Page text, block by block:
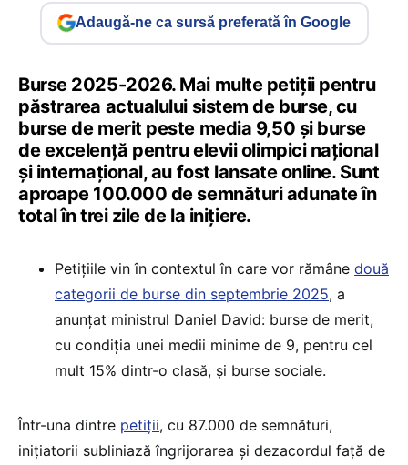
Adaugă-ne ca sursă preferată în Google
Burse 2025-2026. Mai multe petiții pentru
păstrarea actualului sistem de burse, cu
burse de merit peste media 9,50 și burse
de excelență pentru elevii olimpici național
și internațional, au fost lansate online. Sunt
aproape 100.000 de semnături adunate în
total în trei zile de la inițiere.
Petițiile vin în contextul în care vor rămâne două
categorii de burse din septembrie 2025, a
anunțat ministrul Daniel David: burse de merit,
cu condiția unei medii minime de 9, pentru cel
mult 15% dintr-o clasă, și burse sociale.
Într-una dintre petiții, cu 87.000 de semnături,
inițiatorii subliniază îngrijorarea și dezacordul față de